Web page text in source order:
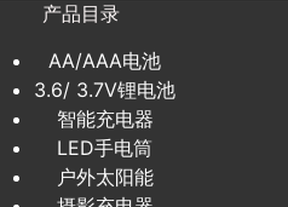
产品目录
AA/AAA电池
3.6/ 3.7V锂电池
智能充电器
LED手电筒
户外太阳能